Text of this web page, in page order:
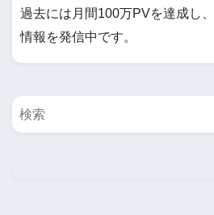
過去には月間100万PVを達成し、
情報を発信中です。